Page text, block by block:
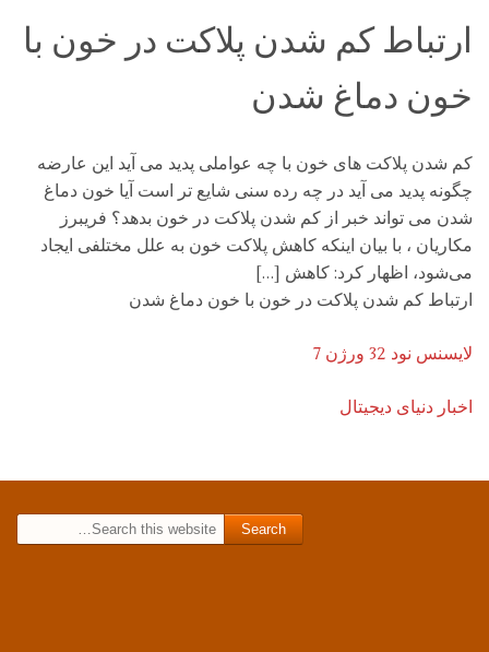
ارتباط کم شدن پلاکت در خون با
خون دماغ شدن
کم شدن پلاکت های خون با چه عواملی پدید می آید این عارضه
چگونه پدید می آید در چه رده سنی شایع تر است آیا خون دماغ
شدن می تواند خبر از کم شدن پلاکت در خون بدهد؟ فریبرز
مکاریان ، با بیان اینکه کاهش پلاکت خون به علل مختلفی ایجاد
می‌شود، اظهار کرد: کاهش […]
ارتباط کم شدن پلاکت در خون با خون دماغ شدن
لایسنس نود 32 ورژن 7
اخبار دنیای دیجیتال